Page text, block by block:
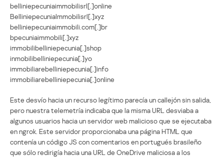
belliniepecuniaimmobilisrl[.]online
BelliniepecuniaImmobilisrl[.]xyz
belliniepecuniaimmobili.com[.]br
bpecuniaimmobili[.]xyz
immobilibelliniepecunia[.]shop
inmobilibelliniepecunia[.]yo
immobiliarebelliniepecunia[.]info
immobiliarebelliniepecunia[.]online
Este desvío hacia un recurso legítimo parecía un callejón sin salida,
pero nuestra telemetría indicaba que la misma URL desviaba a
algunos usuarios hacia un servidor web malicioso que se ejecutaba
en ngrok. Este servidor proporcionaba una página HTML que
contenía un código JS con comentarios en portugués brasileño
que sólo redirigía hacia una URL de OneDrive maliciosa a los